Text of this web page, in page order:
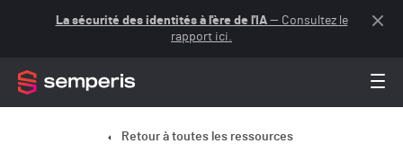
La sécurité des identités à l'ère de l'IA— Consultez le
rapport ici.
Retour à toutes les ressources